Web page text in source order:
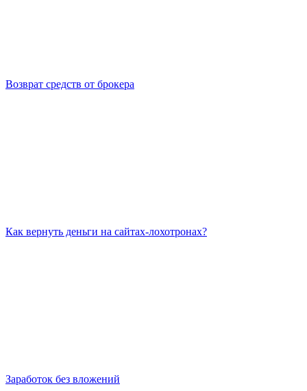
Возврат средств от брокера
Как вернуть деньги на сайтах-лохотронах?
Заработок без вложений